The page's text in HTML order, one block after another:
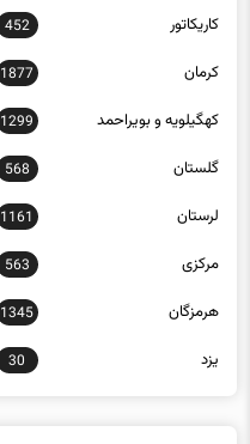
کاریکاتور 452
کرمان 1877
کهگیلویه و بویراحمد 1299
گلستان 568
لرستان 1161
مرکزی 563
هرمزگان 1345
یزد 30